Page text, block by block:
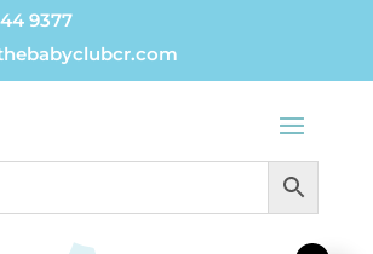
9377